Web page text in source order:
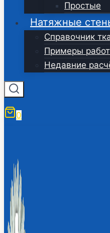
Простые
Натяжные
Справочник
Примеры
Недавние
0